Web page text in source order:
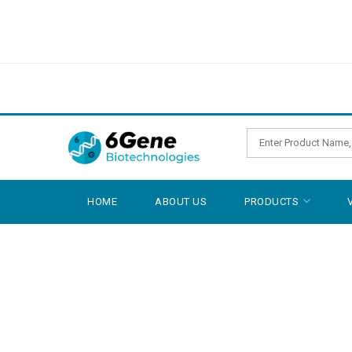
HOME ABOUT US PRODUCTS